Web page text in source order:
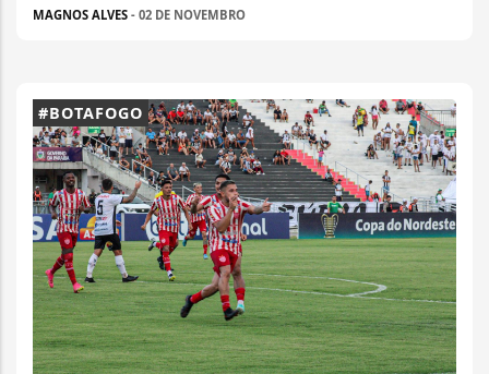
MAGNOS ALVES - 02 DE NOVEMBRO
#BOTAFOGO